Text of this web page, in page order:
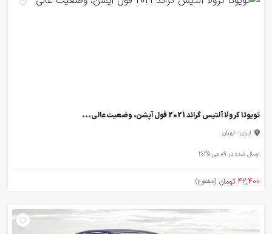
تویوتا کرولا آلتیس گراند 2021 فول آپشن، وضعیت عالی...
ایران - تهران
ارسال شده در 09 می 2025
42,400 تومان (مقطوع)